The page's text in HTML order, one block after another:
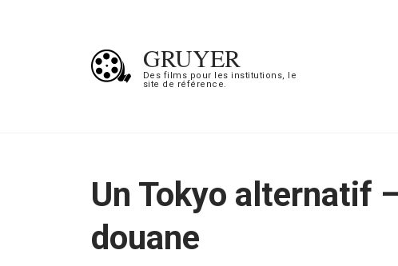
GRUYER
Des films pour les institutions, le
site de référence.
Un Tokyo alternatif
douane